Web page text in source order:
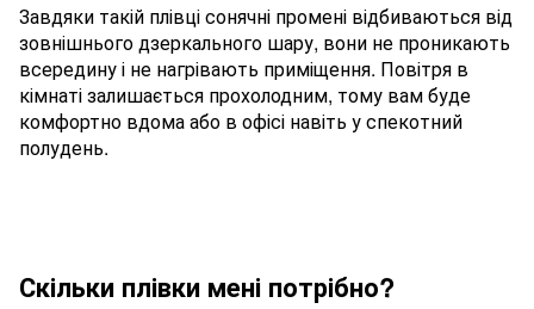
Завдяки такій плівці сонячні промені відбиваються від
зовнішнього дзеркального шару, вони не проникають
всередину і не нагрівають приміщення. Повітря в
кімнаті залишається прохолодним, тому вам буде
комфортно вдома або в офісі навіть у спекотний
полудень.
Скільки плівки мені потрібно?